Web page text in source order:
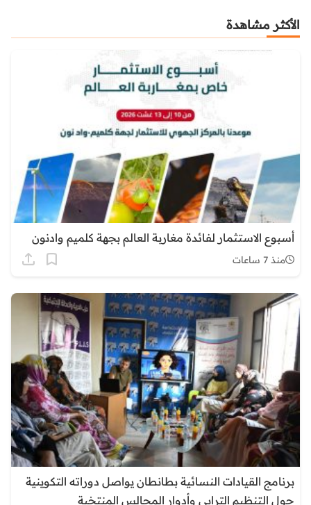
الأكثر مشاهدة
أسبوع الاستثمار لفائدة مغاربة العالم بجهة كلميم وادنون
منذ 7 ساعات
برنامج القيادات النسائية بطانطان يواصل دوراته التكوينية
حول التنظيم الترابي وأدوار المجالس المنتخبة